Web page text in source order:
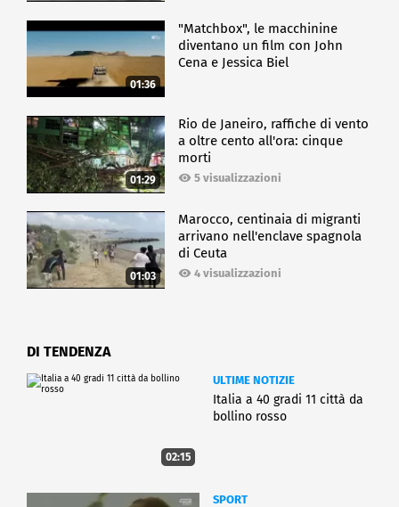
01:36
"Matchbox", le macchinine
diventano un film con John
Cena e Jessica Biel
01:29
Rio de Janeiro, raffiche di vento
a oltre cento all'ora: cinque
morti
5 visualizzazioni
01:03
Marocco, centinaia di migranti
arrivano nell'enclave spagnola
di Ceuta
4 visualizzazioni
DI TENDENZA
02:15
ULTIME NOTIZIE
Italia a 40 gradi 11 città da
bollino rosso
SPORT